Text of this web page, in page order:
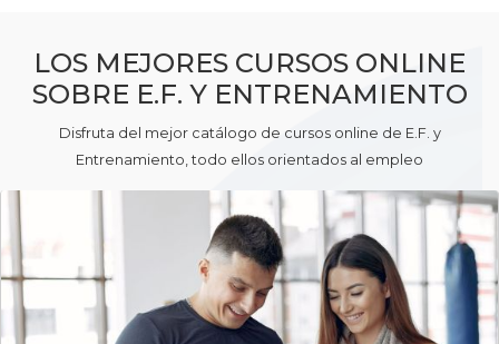
LOS MEJORES CURSOS ONLINE
SOBRE E.F. Y ENTRENAMIENTO
Disfruta del mejor catálogo de cursos online de E.F. y
Entrenamiento, todo ellos orientados al empleo